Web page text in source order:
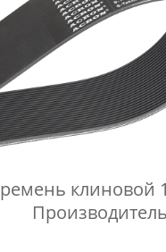
ремень клиновой